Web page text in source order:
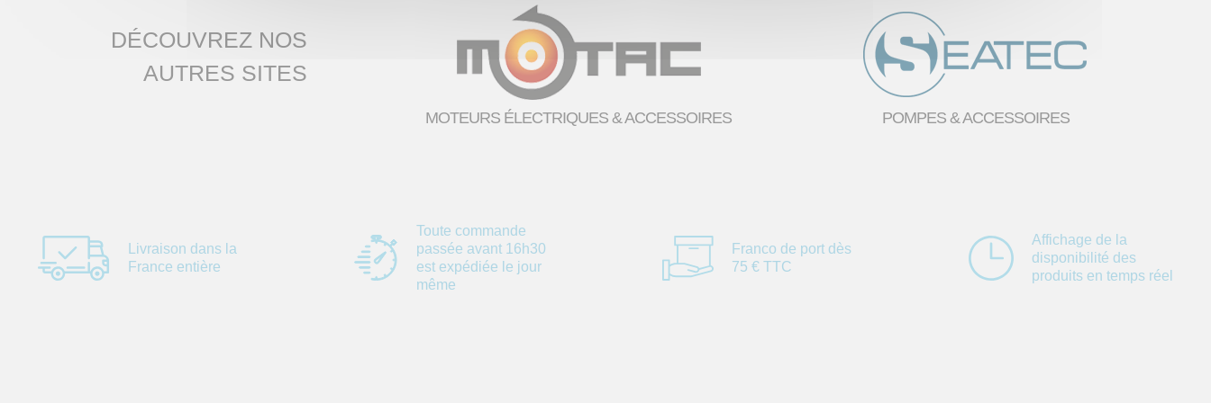
DÉCOUVREZ NOS
AUTRES SITES
MOTEURS ÉLECTRIQUES & ACCESSOIRES POMPES & ACCESSOIRES
Livraison dans la
France entière
Toute commande
passée avant 16h30
est expédiée le jour
même
Franco de port dès
75 € TTC
Affichage de la
disponibilité des
produits en temps réel